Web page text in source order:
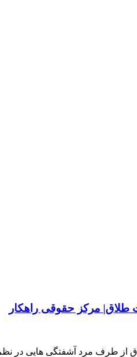
مرکز حقوقی راهکار
از طرف مرد آشفتگی هایی